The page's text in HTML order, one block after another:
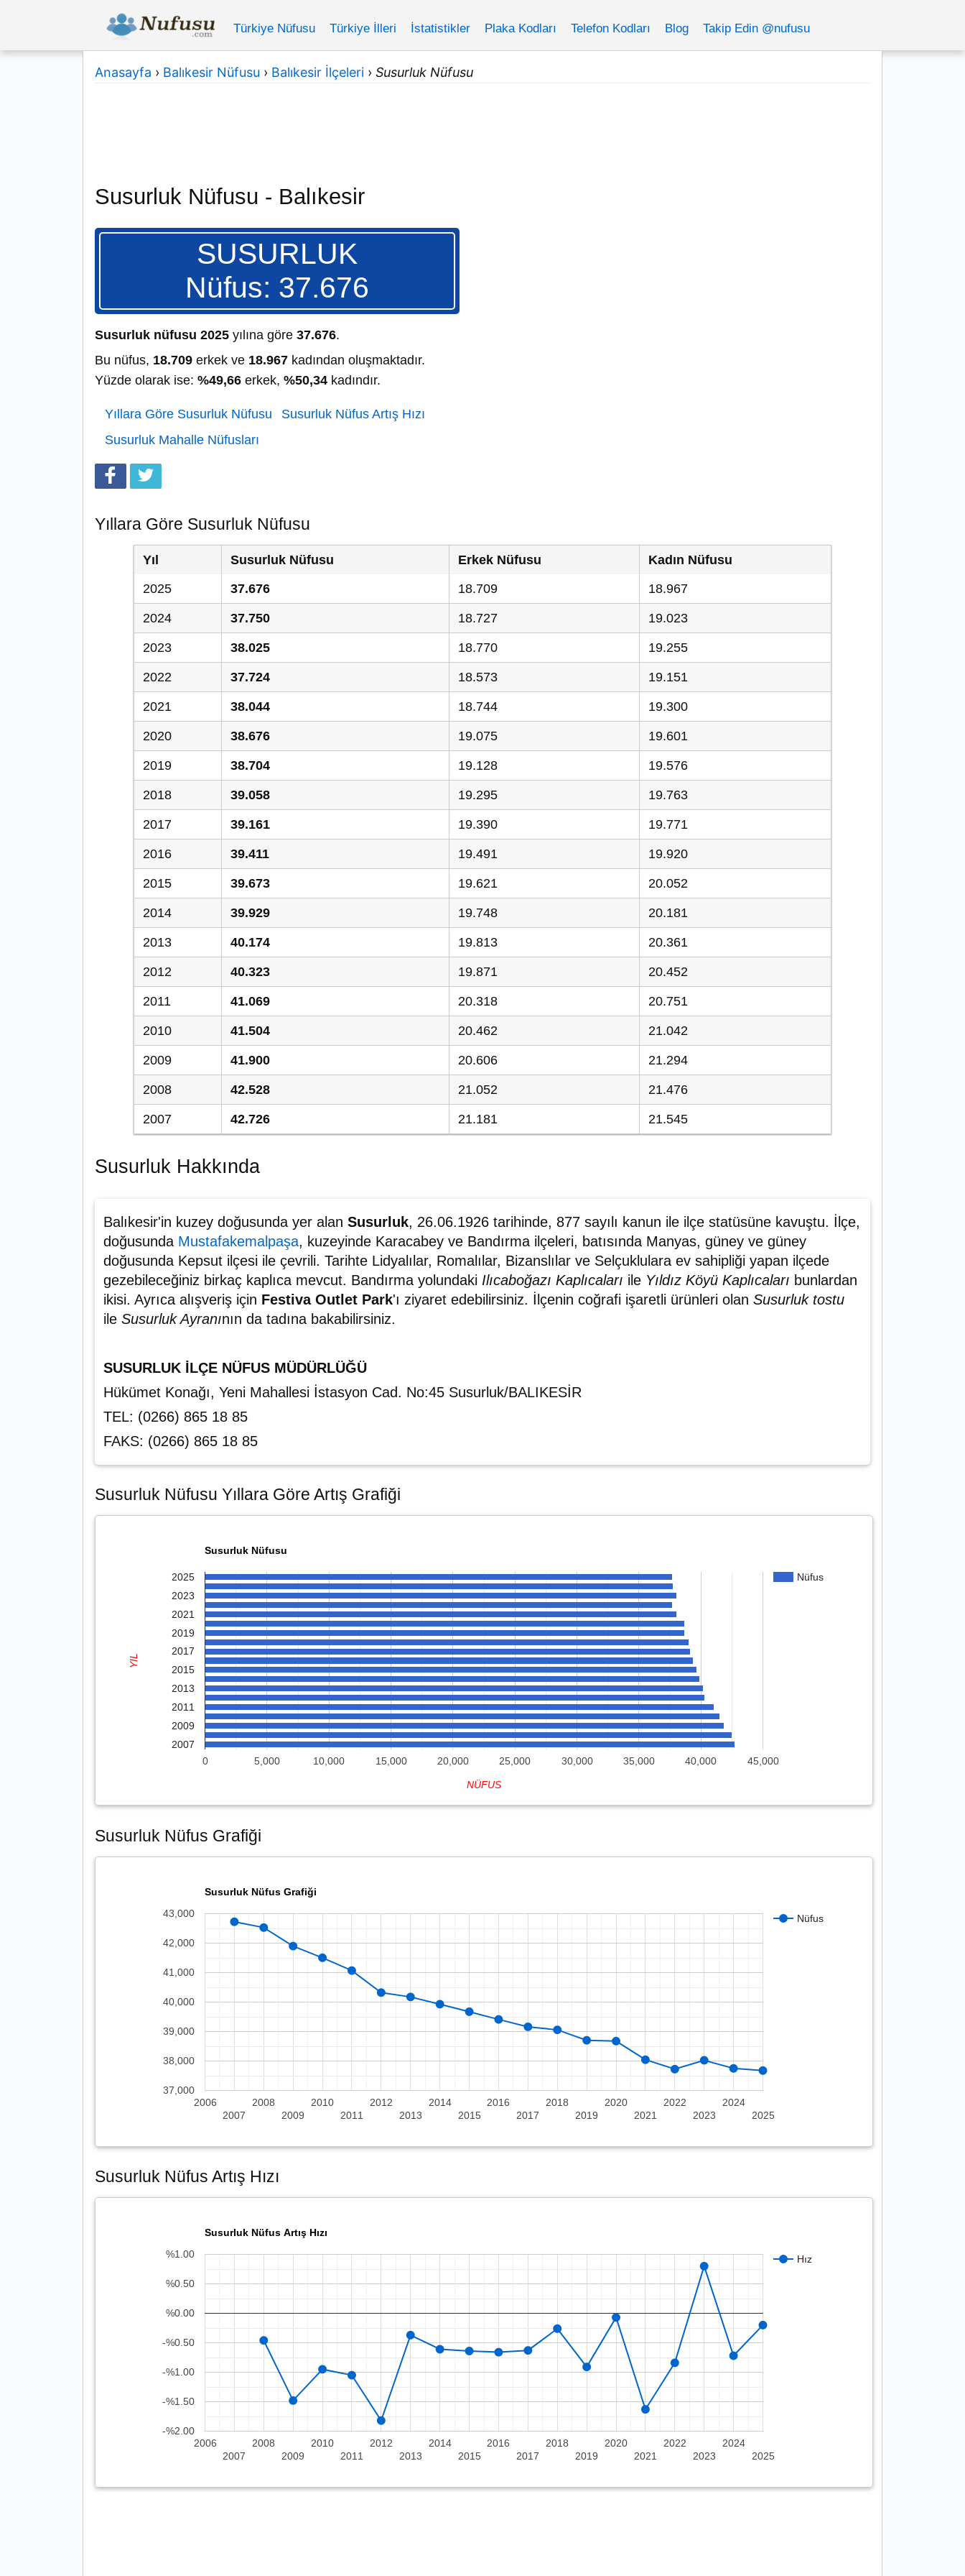
Türkiye Nüfusu Türkiye İlleri İstatistikler Plaka Kodları Telefon Kodları Blog Takip Edin @nufusu
Anasayfa › Balıkesir Nüfusu › Balıkesir İlçeleri › Susurluk Nüfusu
Susurluk Nüfusu - Balıkesir
SUSURLUK
Nüfus: 37.676
Susurluk nüfusu 2025 yılına göre 37.676.
Bu nüfus, 18.709 erkek ve 18.967 kadından oluşmaktadır.
Yüzde olarak ise: %49,66 erkek, %50,34 kadındır.
Yıllara Göre Susurluk Nüfusu
Susurluk Nüfus Artış Hızı
Susurluk Mahalle Nüfusları
Yıllara Göre Susurluk Nüfusu
Yıl Susurluk Nüfusu Erkek Nüfusu
Kadın Nüfusu
2025
37.676 18.709 18.967
2024 37.750 18.727 19.023
2023 38.025 18.770 19.255
2022 37.724 18.573 19.151
2021 38.044 18.744 19.300
2020 38.676 19.075 19.601
2019 38.704 19.128 19.576
2018 39.058 19.295 19.763
2017 39.161 19.390 19.771
2016 39.411 19.491 19.920
2015 39.673 19.621 20.052
2014 39.929 19.748 20.181
2013 40.174 19.813 20.361
2012 40.323 19.871 20.452
2011 41.069 20.318 20.751
2010 41.504 20.462 21.042
2009 41.900 20.606 21.294
2008 42.528 21.052 21.476
2007 42.726 21.181 21.545
Susurluk Hakkında
Balıkesir'in kuzey doğusunda yer alan Susurluk, 26.06.1926 tarihinde, 877 sayılı kanun ile ilçe statüsüne kavuştu. İlçe,
doğusunda Mustafakemalpaşa, kuzeyinde Karacabey ve Bandırma ilçeleri, batısında Manyas, güney ve güney
doğusunda Kepsut ilçesi ile çevrili. Tarihte Lidyalılar, Romalılar, Bizanslılar ve Selçuklulara ev sahipliği yapan ilçede
gezebileceğiniz birkaç kaplıca mevcut. Bandırma yolundaki Ilıcaboğazı Kaplıcaları ile Yıldız Köyü Kaplıcaları bunlardan
ikisi. Ayrıca alışveriş için Festiva Outlet Park'ı ziyaret edebilirsiniz. İlçenin coğrafi işaretli ürünleri olan Susurluk tostu
ile Susurluk Ayranının da tadına bakabilirsiniz.
SUSURLUK İLÇE NÜFUS MÜDÜRLÜĞÜ
Hükümet Konağı, Yeni Mahallesi İstasyon Cad. No:45 Susurluk/BALIKESİR
TEL: (0266) 865 18 85
FAKS: (0266) 865 18 85
Susurluk Nüfusu Yıllara Göre Artış Grafiği
Susurluk Nüfusu
Nüfus
0 5,000 10,000 15,000 20,000 25,000 30,000 35,000 40,000 45,000
2025
2023
2021
2019
2017
2015
2013
2011
2009
2007
NÜFUS
YIL
Susurluk Nüfus Grafiği
Susurluk Nüfus Grafiği
Nüfus
2006
2007
2008
2009
2010
2011
2012
2013
2014
2015
2016
2017
2018
2019
2020
2021
2022
2023
2024
2025
37,000
38,000
39,000
40,000
41,000
42,000
43,000
Susurluk Nüfus Artış Hızı
Susurluk Nüfus Artış Hızı
Hız
2006
2007
2008
2009
2010
2011
2012
2013
2014
2015
2016
2017
2018
2019
2020
2021
2022
2023
2024
2025
-%2.00
-%1.50
-%1.00
-%0.50
%0.00
%0.50
%1.00